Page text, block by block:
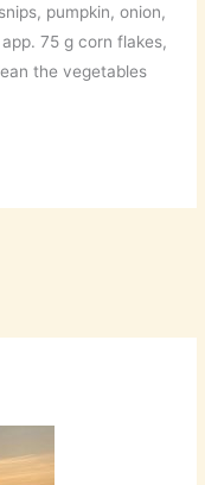
pumpkin, onion,
75 g corn flakes,
the vegetables